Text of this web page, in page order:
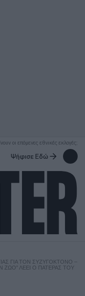
οι επόμενες εθνικές εκλογές;
Ψήφισε Εδώ
ΓΙΑ ΤΟΝ ΣΥΖΥΓΟΚΤΌΝΟ –
ΖΏΟ” ΛΈΕΙ Ο ΠΑΤΈΡΑΣ ΤΟΥ